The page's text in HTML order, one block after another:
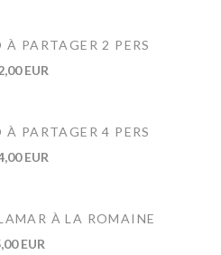
À PARTAGER 2 PERS
EUR
À PARTAGER 4 PERS
EUR
À LA ROMAINE
EUR